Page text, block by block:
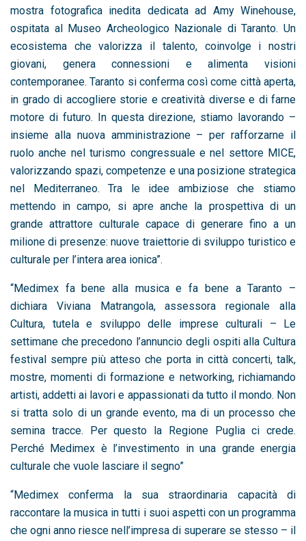
mostra fotografica inedita dedicata ad Amy Winehouse,
ospitata al Museo Archeologico Nazionale di Taranto. Un
ecosistema che valorizza il talento, coinvolge i nostri
giovani, genera connessioni e alimenta visioni
contemporanee. Taranto si conferma così come città aperta,
in grado di accogliere storie e creatività diverse e di farne
motore di futuro. In questa direzione, stiamo lavorando –
insieme alla nuova amministrazione – per rafforzarne il
ruolo anche nel turismo congressuale e nel settore MICE,
valorizzando spazi, competenze e una posizione strategica
nel Mediterraneo. Tra le idee ambiziose che stiamo
mettendo in campo, si apre anche la prospettiva di un
grande attrattore culturale capace di generare fino a un
milione di presenze: nuove traiettorie di sviluppo turistico e
culturale per l’intera area ionica”.
“Medimex fa bene alla musica e fa bene a Taranto –
dichiara Viviana Matrangola, assessora regionale alla
Cultura, tutela e sviluppo delle imprese culturali – Le
settimane che precedono l’annuncio degli ospiti alla Cultura
festival sempre più atteso che porta in città concerti, talk,
mostre, momenti di formazione e networking, richiamando
artisti, addetti ai lavori e appassionati da tutto il mondo. Non
si tratta solo di un grande evento, ma di un processo che
semina tracce. Per questo la Regione Puglia ci crede.
Perché Medimex è l’investimento in una grande energia
culturale che vuole lasciare il segno”
“Medimex conferma la sua straordinaria capacità di
raccontare la musica in tutti i suoi aspetti con un programma
che ogni anno riesce nell’impresa di superare se stesso – il